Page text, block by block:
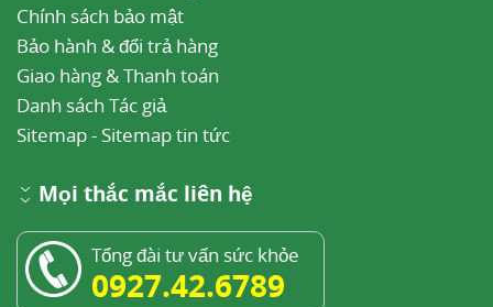
Chính sách bảo mật
Bảo hành & đổi trả hàng
Giao hàng & Thanh toán
Danh sách Tác giả
Sitemap- Sitemap tin tức
Mọi thắc mắc liên hệ
Tổng đài tư vấn sức khỏe
0927.42.6789